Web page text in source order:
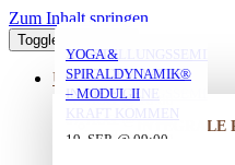
Zum Inhalt springen
Toggle Navigation
ÜBER UNS
INTEGRALE
MORGENYOGA MIT
ANNA
07. AUG. @ 08:00-
YOGA MIT DANIEL
10. AUG. @ 18:00
19:30
YOGA MIT DANIEL
10. AUG. @ 20:00
21:30
VERSTRICKUNGEN
LÖSEN – OFFENES
AUFSTELLUNGSSEMINAR
25. AUG. @ 17:00
AUFSTELLUNGSSEMINAR
– MIT DEM VATER
IN DIE EIGENE
KRAFT KOMMEN
YOGA &
SPIRALDYNAMIK®
– MODUL II
19. SEP. @ 09:00